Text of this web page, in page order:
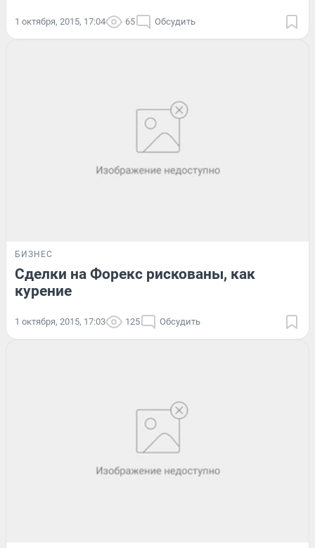
1 октября, 2015, 17:04 65 Обсудить
БИЗНЕС
Сделки на Форекс рискованы, как
курение
1 октября, 2015, 17:03 125 Обсудить